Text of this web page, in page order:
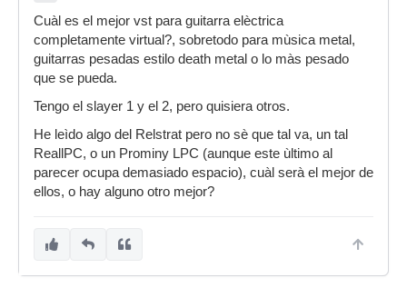
Cuàl es el mejor vst para guitarra elèctrica
completamente virtual?, sobretodo para mùsica metal,
guitarras pesadas estilo death metal o lo màs pesado
que se pueda.
Tengo el slayer 1 y el 2, pero quisiera otros.
He leìdo algo del Relstrat pero no sè que tal va, un tal
ReallPC, o un Prominy LPC (aunque este ùltimo al
parecer ocupa demasiado espacio), cuàl serà el mejor de
ellos, o hay alguno otro mejor?